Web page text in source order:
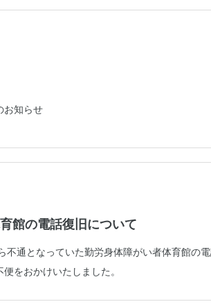
お知らせ
館の電話復旧について
不通となっていた勤労身体障がい者体育館の
をおかけいたしました。